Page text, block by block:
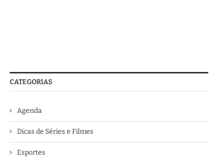
CATEGORIAS
Agenda
Dicas de Séries e Filmes
Esportes